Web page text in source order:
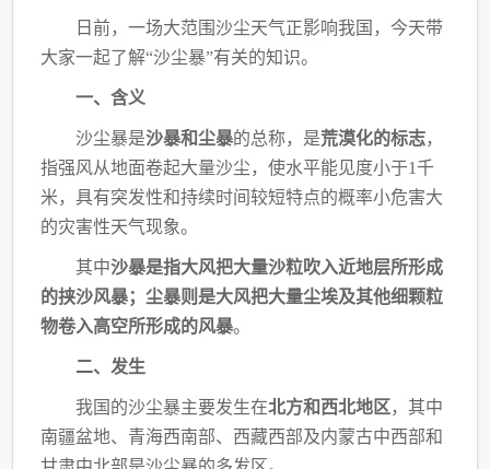
日前，一场大范围沙尘天气正影响我国，今天带
大家一起了解“沙尘暴”有关的知识。
一、含义
沙尘暴是沙暴和尘暴的总称，是荒漠化的标志，
指强风从地面卷起大量沙尘，使水平能见度小于1千
米，具有突发性和持续时间较短特点的概率小危害大
的灾害性天气现象。
其中沙暴是指大风把大量沙粒吹入近地层所形成
的挟沙风暴；尘暴则是大风把大量尘埃及其他细颗粒
物卷入高空所形成的风暴。
二、发生
我国的沙尘暴主要发生在北方和西北地区 ，其中
南疆盆地、青海西南部、西藏西部及内蒙古中西部和